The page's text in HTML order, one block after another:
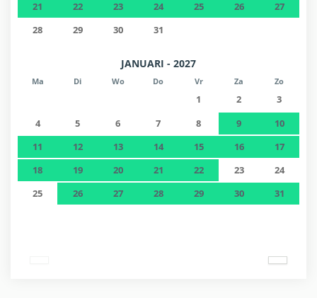
21
22 23 24 25 26
27
28
29 30 31
JANUARI - 2027
Ma Di Wo Do Vr Za Zo
1 2
3
4
5 6 7 8 9
10
11
12 13 14 15 16
17
18
19 20 21 22 23
24
25
26 27 28 29 30 31